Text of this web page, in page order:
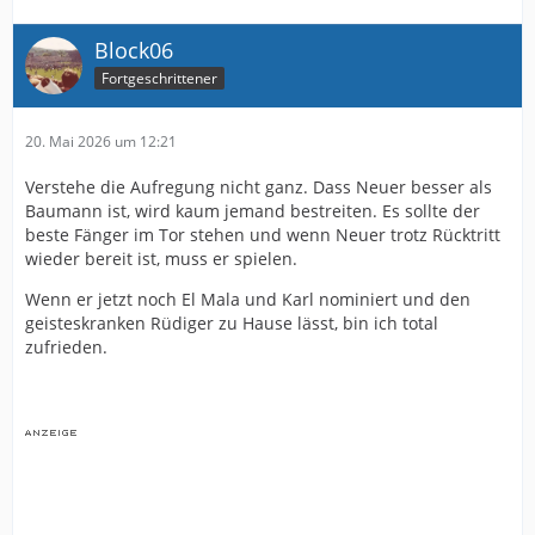
Block06
Fortgeschrittener
20. Mai 2026 um 12:21
Verstehe die Aufregung nicht ganz. Dass Neuer besser als
Baumann ist, wird kaum jemand bestreiten. Es sollte der
beste Fänger im Tor stehen und wenn Neuer trotz Rücktritt
wieder bereit ist, muss er spielen.
Wenn er jetzt noch El Mala und Karl nominiert und den
geisteskranken Rüdiger zu Hause lässt, bin ich total
zufrieden.